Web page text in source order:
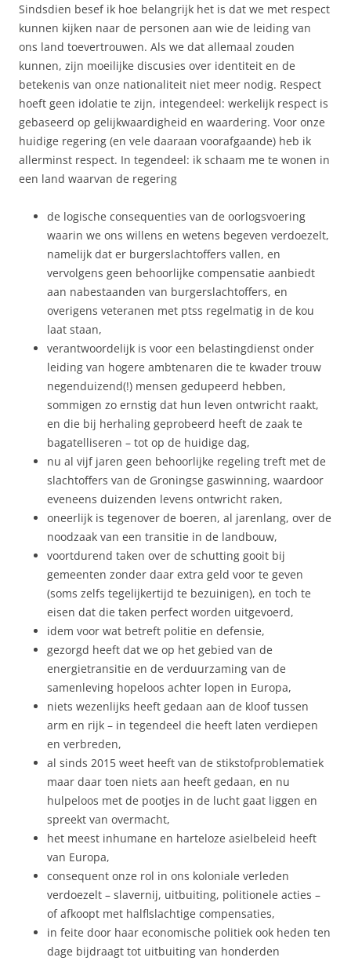
Sindsdien besef ik hoe belangrijk het is dat we met respect
kunnen kijken naar de personen aan wie de leiding van
ons land toevertrouwen. Als we dat allemaal zouden
kunnen, zijn moeilijke discusies over identiteit en de
betekenis van onze nationaliteit niet meer nodig. Respect
hoeft geen idolatie te zijn, integendeel: werkelijk respect is
gebaseerd op gelijkwaardigheid en waardering. Voor onze
huidige regering (en vele daaraan voorafgaande) heb ik
allerminst respect. In tegendeel: ik schaam me te wonen in
een land waarvan de regering
de logische consequenties van de oorlogsvoering
waarin we ons willens en wetens begeven verdoezelt,
namelijk dat er burgerslachtoffers vallen, en
vervolgens geen behoorlijke compensatie aanbiedt
aan nabestaanden van burgerslachtoffers, en
overigens veteranen met ptss regelmatig in de kou
laat staan,
verantwoordelijk is voor een belastingdienst onder
leiding van hogere ambtenaren die te kwader trouw
negenduizend(!) mensen gedupeerd hebben,
sommigen zo ernstig dat hun leven ontwricht raakt,
en die bij herhaling geprobeerd heeft de zaak te
bagatelliseren – tot op de huidige dag,
nu al vijf jaren geen behoorlijke regeling treft met de
slachtoffers van de Groningse gaswinning, waardoor
eveneens duizenden levens ontwricht raken,
oneerlijk is tegenover de boeren, al jarenlang, over de
noodzaak van een transitie in de landbouw,
voortdurend taken over de schutting gooit bij
gemeenten zonder daar extra geld voor te geven
(soms zelfs tegelijkertijd te bezuinigen), en toch te
eisen dat die taken perfect worden uitgevoerd,
idem voor wat betreft politie en defensie,
gezorgd heeft dat we op het gebied van de
energietransitie en de verduurzaming van de
samenleving hopeloos achter lopen in Europa,
niets wezenlijks heeft gedaan aan de kloof tussen
arm en rijk – in tegendeel die heeft laten verdiepen
en verbreden,
al sinds 2015 weet heeft van de stikstofproblematiek
maar daar toen niets aan heeft gedaan, en nu
hulpeloos met de pootjes in de lucht gaat liggen en
spreekt van overmacht,
het meest inhumane en harteloze asielbeleid heeft
van Europa,
consequent onze rol in ons koloniale verleden
verdoezelt – slavernij, uitbuiting, politionele acties –
of afkoopt met halflslachtige compensaties,
in feite door haar economische politiek ook heden ten
dage bijdraagt tot uitbuiting van honderden